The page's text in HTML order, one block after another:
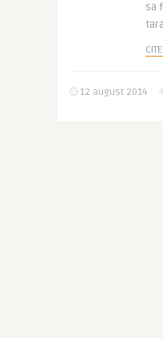
sa
12 august 2014